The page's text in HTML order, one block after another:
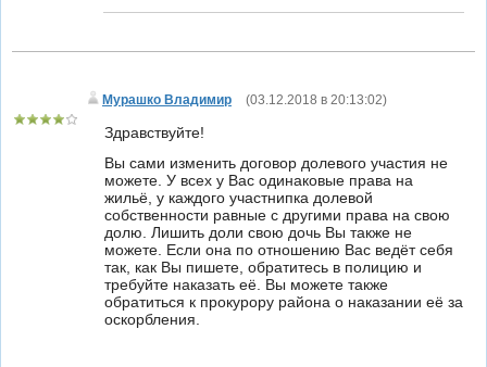
Мурашко Владимир (03.12.2018 в 20:13:02)
Здравствуйте!
Вы сами изменить договор долевого участия не
можете. У всех у Вас одинаковые права на
жильё, у каждого участнипка долевой
собственности равные с другими права на свою
долю. Лишить доли свою дочь Вы также не
можете. Если она по отношению Вас ведёт себя
так, как Вы пишете, обратитесь в полицию и
требуйте наказать её. Вы можете также
обратиться к прокурору района о наказании её за
оскорбления.